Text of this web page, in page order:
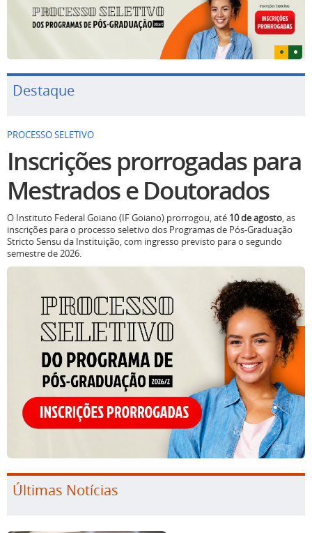
Destaque
PROCESSO SELETIVO
Inscrições prorrogadas para
Mestrados e Doutorados
O Instituto Federal Goiano (IF Goiano) prorrogou, até 10 de agosto, as
inscrições para o processo seletivo dos Programas de Pós-Graduação
Stricto Sensu da Instituição, com ingresso previsto para o segundo
semestre de 2026.
Últimas Notícias